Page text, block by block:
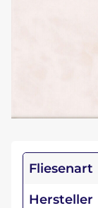
Fliesenart
Hersteller